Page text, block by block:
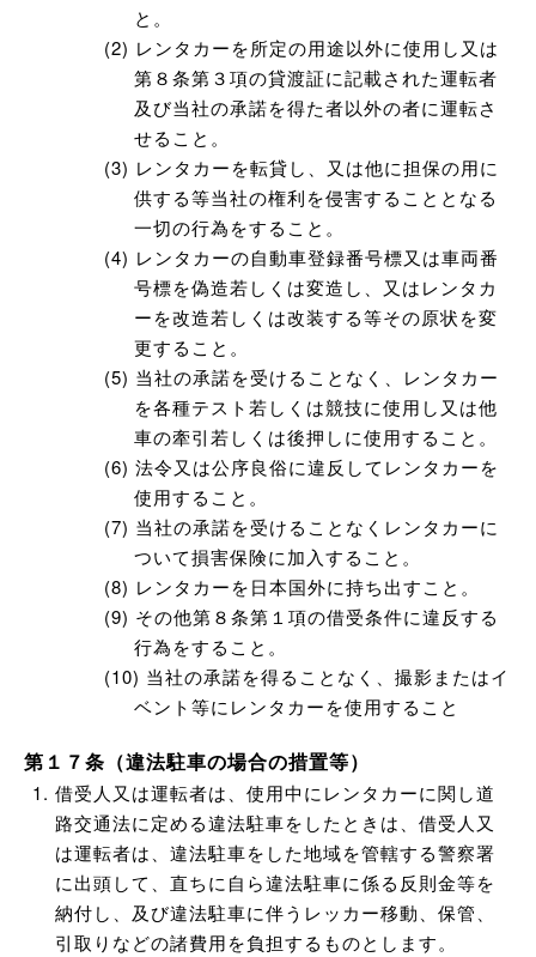
と。
レンタカーを所定の用途以外に使用し又は
第８条第３項の貸渡証に記載された運転者
及び当社の承諾を得た者以外の者に運転さ
せること。
レンタカーを転貸し、又は他に担保の用に
供する等当社の権利を侵害することとなる
一切の行為をすること。
レンタカーの自動車登録番号標又は車両番
号標を偽造若しくは変造し、又はレンタカ
ーを改造若しくは改装する等その原状を変
更すること。
当社の承諾を受けることなく、レンタカー
を各種テスト若しくは競技に使用し又は他
車の牽引若しくは後押しに使用すること。
法令又は公序良俗に違反してレンタカーを
使用すること。
当社の承諾を受けることなくレンタカーに
ついて損害保険に加入すること。
レンタカーを日本国外に持ち出すこと。
その他第８条第１項の借受条件に違反する
行為をすること。
当社の承諾を得ることなく、撮影またはイ
ベント等にレンタカーを使用すること
第１７条（違法駐車の場合の措置等）
借受人又は運転者は、使用中にレンタカーに関し道
路交通法に定める違法駐車をしたときは、借受人又
は運転者は、違法駐車をした地域を管轄する警察署
に出頭して、直ちに自ら違法駐車に係る反則金等を
納付し、及び違法駐車に伴うレッカー移動、保管、
引取りなどの諸費用を負担するものとします。